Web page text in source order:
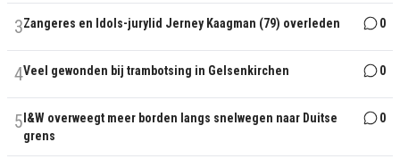
3Zangeres en Idols-jurylid Jerney Kaagman (79) overleden 0
4Veel gewonden bij trambotsing in Gelsenkirchen 0
5 I&W overweegt meer borden langs snelwegen naar Duitse
grens
0